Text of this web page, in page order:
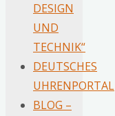
DESIGN
UND
TECHNIK“
DEUTSCHES
UHRENPORTAL
BLOG –